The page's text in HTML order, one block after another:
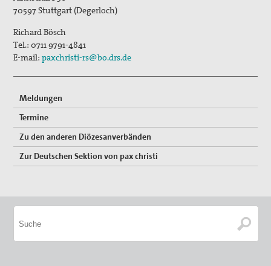
70597 Stuttgart (Degerloch)
Richard Bösch
Tel.:0711 9791-4841
E-mail:paxchristi-rs@bo.drs.de
Meldungen
Termine
Zu den anderen Diözesanverbänden
Zur Deutschen Sektion von pax christi